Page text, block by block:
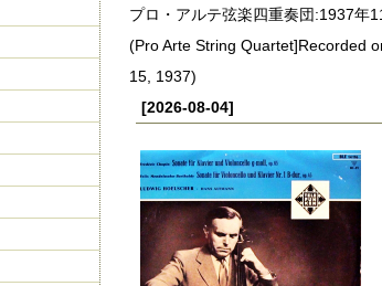
プロ・アルテ弦楽四重奏団:1937年
(Pro Arte String Quartet]Recorded
15, 1937)
[2026-08-04]